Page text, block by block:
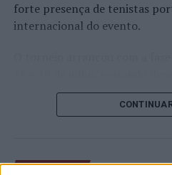
forte presença de tenistas
internacional do evento.
de um lugar no quadro
abertura contou com a
início de uma competição
ATUALIDADE